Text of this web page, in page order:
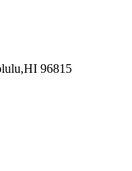
96815